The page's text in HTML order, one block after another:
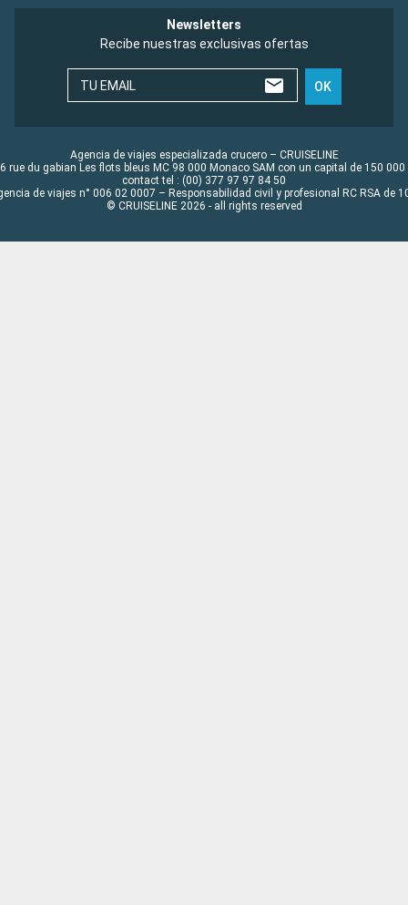
Newsletters
Recibe nuestras exclusivas ofertas
TU EMAIL OK
Agencia de viajes especializada crucero – CRUISELINE
rue du gabian Les flots bleus MC 98 000 Monaco SAM con un capital de 150 000
contact tel : (00) 377 97 97 84 50
de viajes n° 006 02 0007 – Responsabilidad civil y profesional RC RSA de
© CRUISELINE 2026 - all rights reserved